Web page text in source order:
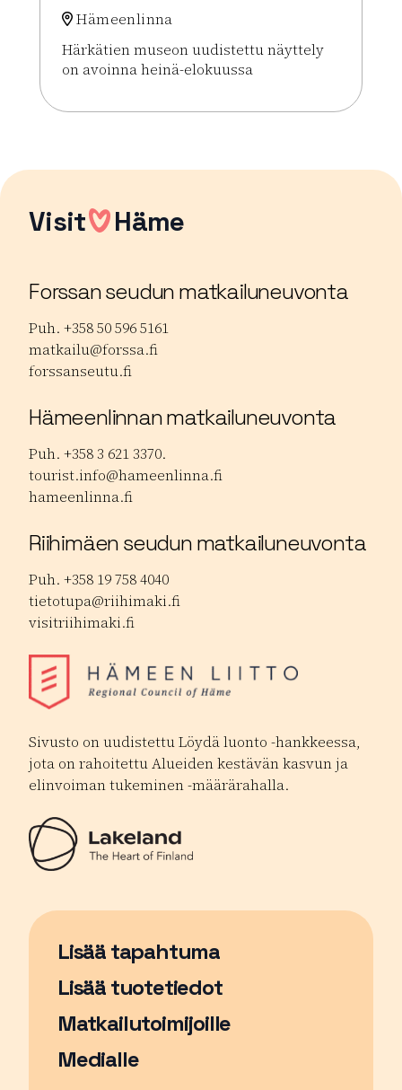
Hämeenlinna
Härkätien museon uudistettu näyttely
on avoinna heinä-elokuussa
Lue lisää tapahtumasta Härkätien museon
Visit Häme
Forssan seudun matkailuneuvonta
Puh. +358 50 596 5161
matkailu@forssa.fi
forssanseutu.fi
Hämeenlinnan matkailuneuvonta
Puh. +358 3 621 3370.
tourist.info@hameenlinna.fi
hameenlinna.fi
Riihimäen seudun matkailuneuvonta
Puh. +358 19 758 4040
tietotupa@riihimaki.fi
visitriihimaki.fi
Sivusto on uudistettu Löydä luonto -hankkeessa,
jota on rahoitettu Alueiden kestävän kasvun ja
elinvoiman tukeminen -määrärahalla.
Lisää tapahtuma
Sivu avautuu uudessa ikkunassa
Lisää tuotetiedot
Matkailutoimijoille
Medialle